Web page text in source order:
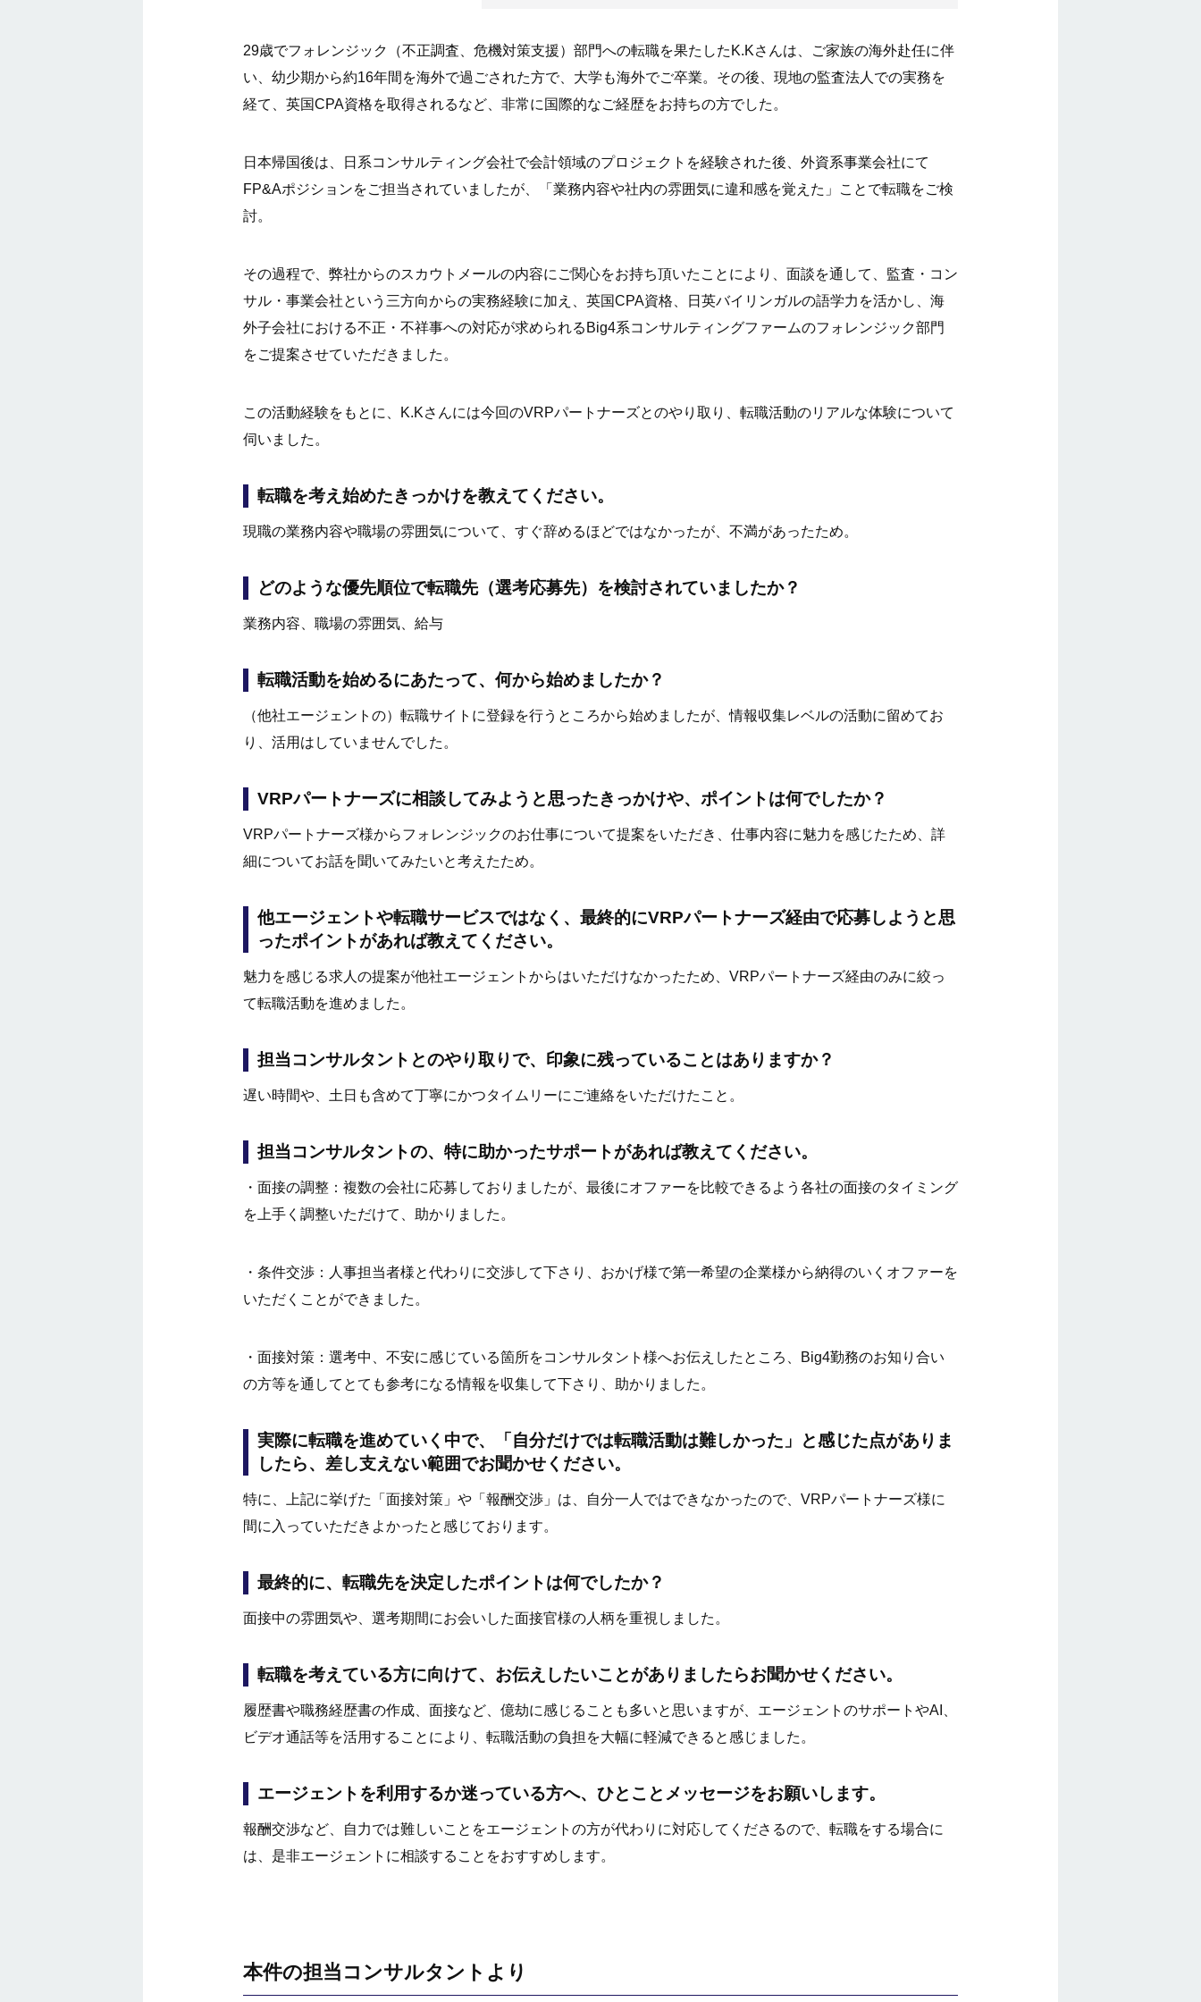
29歳でフォレンジック（不正調査、危機対策支援）部門への転職を果たしたK.Kさんは、ご家族の海外赴任に伴
い、幼少期から約16年間を海外で過ごされた方で、大学も海外でご卒業。その後、現地の監査法人での実務を
経て、英国CPA資格を取得されるなど、非常に国際的なご経歴をお持ちの方でした。
日本帰国後は、日系コンサルティング会社で会計領域のプロジェクトを経験された後、外資系事業会社にて
FP&Aポジションをご担当されていましたが、「業務内容や社内の雰囲気に違和感を覚えた」ことで転職をご検
討。
その過程で、弊社からのスカウトメールの内容にご関心をお持ち頂いたことにより、面談を通して、監査・コン
サル・事業会社という三方向からの実務経験に加え、英国CPA資格、日英バイリンガルの語学力を活かし、海
外子会社における不正・不祥事への対応が求められるBig4系コンサルティングファームのフォレンジック部門
をご提案させていただきました。
この活動経験をもとに、K.Kさんには今回のVRPパートナーズとのやり取り、転職活動のリアルな体験について
伺いました。
転職を考え始めたきっかけを教えてください。
現職の業務内容や職場の雰囲気について、すぐ辞めるほどではなかったが、不満があったため。
どのような優先順位で転職先（選考応募先）を検討されていましたか？
業務内容、職場の雰囲気、給与
転職活動を始めるにあたって、何から始めましたか？
（他社エージェントの）転職サイトに登録を行うところから始めましたが、情報収集レベルの活動に留めてお
り、活用はしていませんでした。
VRPパートナーズに相談してみようと思ったきっかけや、ポイントは何でしたか？
VRPパートナーズ様からフォレンジックのお仕事について提案をいただき、仕事内容に魅力を感じたため、詳
細についてお話を聞いてみたいと考えたため。
他エージェントや転職サービスではなく、最終的にVRPパートナーズ経由で応募しようと思
ったポイントがあれば教えてください。
魅力を感じる求人の提案が他社エージェントからはいただけなかったため、VRPパートナーズ経由のみに絞っ
て転職活動を進めました。
担当コンサルタントとのやり取りで、印象に残っていることはありますか？
遅い時間や、土日も含めて丁寧にかつタイムリーにご連絡をいただけたこと。
担当コンサルタントの、特に助かったサポートがあれば教えてください。
・面接の調整：複数の会社に応募しておりましたが、最後にオファーを比較できるよう各社の面接のタイミング
を上手く調整いただけて、助かりました。
・条件交渉：人事担当者様と代わりに交渉して下さり、おかげ様で第一希望の企業様から納得のいくオファーを
いただくことができました。
・面接対策：選考中、不安に感じている箇所をコンサルタント様へお伝えしたところ、Big4勤務のお知り合い
の方等を通してとても参考になる情報を収集して下さり、助かりました。
実際に転職を進めていく中で、「自分だけでは転職活動は難しかった」と感じた点がありま
したら、差し支えない範囲でお聞かせください。
特に、上記に挙げた「面接対策」や「報酬交渉」は、自分一人ではできなかったので、VRPパートナーズ様に
間に入っていただきよかったと感じております。
最終的に、転職先を決定したポイントは何でしたか？
面接中の雰囲気や、選考期間にお会いした面接官様の人柄を重視しました。
転職を考えている方に向けて、お伝えしたいことがありましたらお聞かせください。
履歴書や職務経歴書の作成、面接など、億劫に感じることも多いと思いますが、エージェントのサポートやAI、
ビデオ通話等を活用することにより、転職活動の負担を大幅に軽減できると感じました。
エージェントを利用するか迷っている方へ、ひとことメッセージをお願いします。
報酬交渉など、自力では難しいことをエージェントの方が代わりに対応してくださるので、転職をする場合に
は、是非エージェントに相談することをおすすめします。
本件の担当コンサルタントより